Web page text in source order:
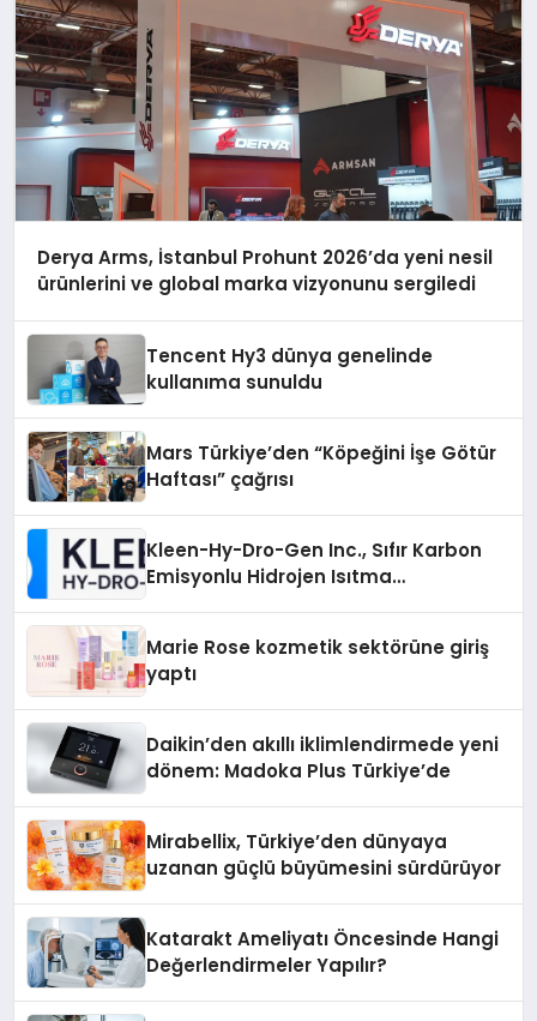
Derya Arms, İstanbul Prohunt 2026’da yeni nesil
ürünlerini ve global marka vizyonunu sergiledi
Tencent Hy3 dünya genelinde
kullanıma sunuldu
Mars Türkiye’den “Köpeğini İşe Götür
Haftası” çağrısı
Kleen-Hy-Dro-Gen Inc., Sıfır Karbon
Emisyonlu Hidrojen Isıtma
Marie Rose kozmetik sektörüne giriş
yaptı
Daikin’den akıllı iklimlendirmede yeni
dönem: Madoka Plus Türkiye’de
Mirabellix, Türkiye’den dünyaya
uzanan güçlü büyümesini sürdürüyor
Katarakt Ameliyatı Öncesinde Hangi
Değerlendirmeler Yapılır?